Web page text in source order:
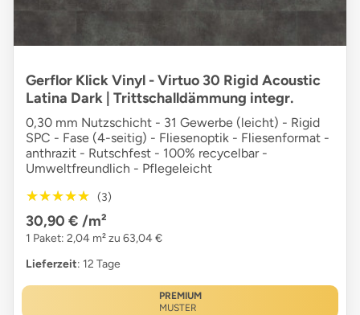
Gerflor Klick Vinyl - Virtuo 30 Rigid Acoustic
Latina Dark | Trittschalldämmung integr.
0,30 mm Nutzschicht - 31 Gewerbe (leicht) - Rigid
SPC - Fase (4-seitig) - Fliesenoptik - Fliesenformat -
anthrazit - Rutschfest - 100% recycelbar -
Umweltfreundlich - Pflegeleicht
★★★★★
★★★★★ (3)
30,90 € /m²
1 Paket: 2,04 m² zu 63,04 €
Lieferzeit: 12 Tage
PREMIUM
MUSTER